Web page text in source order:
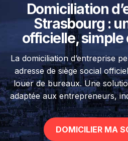
Domiciliation
Strasbourg :
officielle, simple
La domiciliation d’entreprise
adresse de siège social
louer de bureaux. Une
adaptée aux entrepreneurs,
DOMICILIER MA